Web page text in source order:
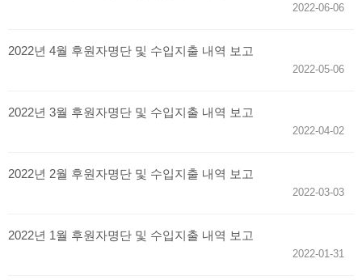
2022-06-06
2022년 4월 후원자명단 및 수입지출 내역 보고
2022-05-06
2022년 3월 후원자명단 및 수입지출 내역 보고
2022-04-02
2022년 2월 후원자명단 및 수입지출 내역 보고
2022-03-03
2022년 1월 후원자명단 및 수입지출 내역 보고
2022-01-31